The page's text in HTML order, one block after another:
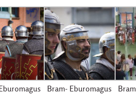
Bram- Eburomagus